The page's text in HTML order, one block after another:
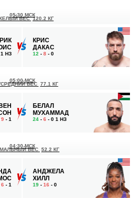
1 НЗ
05:30 МСК
ВЕС 120.2 КГ
КРИС
ДАКАС
12 - 8 - 0
9 - 1
05:00 МСК
ВЕС 77.1 КГ
БЕЛАЛ
МУХАММАД
24 - 6 - 0 1 НЗ
6 - 1
04:30 МСК
ВЕС 52.2 КГ
АНДЖЕЛА
ХИЛЛ
19 - 16 - 0